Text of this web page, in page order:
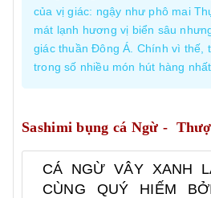
của vị giác: ngậy như phô mai
mát lạnh hương vị biển sâu
giác thuần Đông Á. Chính vì thế,
trong số nhiều món hút hàng
Sashimi bụng cá Ngừ -
CÁ NGỪ VÂY XANH
CÙNG QUÝ HIẾM